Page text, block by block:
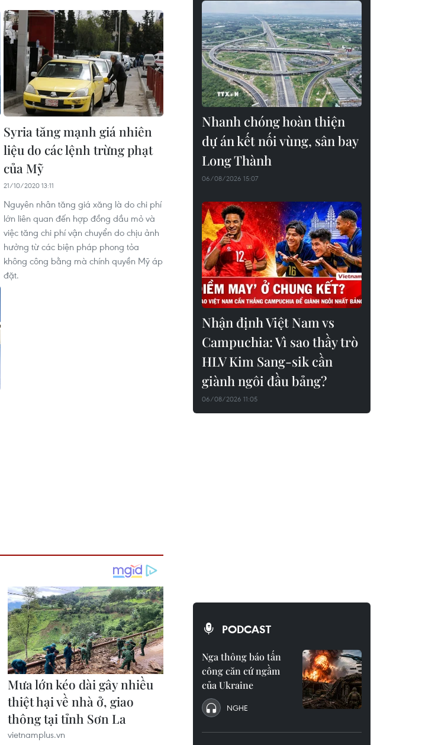
Syria tăng mạnh giá nhiên
liệu do các lệnh trừng phạt
của Mỹ
21/10/2020 13:11
Nguyên nhân tăng giá xăng là do chi phí
lớn liên quan đến hợp đồng dầu mỏ và
việc tăng chi phí vận chuyển do chịu ảnh
hưởng từ các biện pháp phong tỏa
không công bằng mà chính quyền Mỹ áp
đặt.
Nhanh chóng hoàn thiện
dự án kết nối vùng, sân bay
Long Thành
06/08/2026 15:07
Nhận định Việt Nam vs
Campuchia: Vì sao thầy trò
HLV Kim Sang-sik cần
giành ngôi đầu bảng?
06/08/2026 11:05
PODCAST
Nga thông báo tấn
công căn cứ ngầm
của Ukraine
NGHE